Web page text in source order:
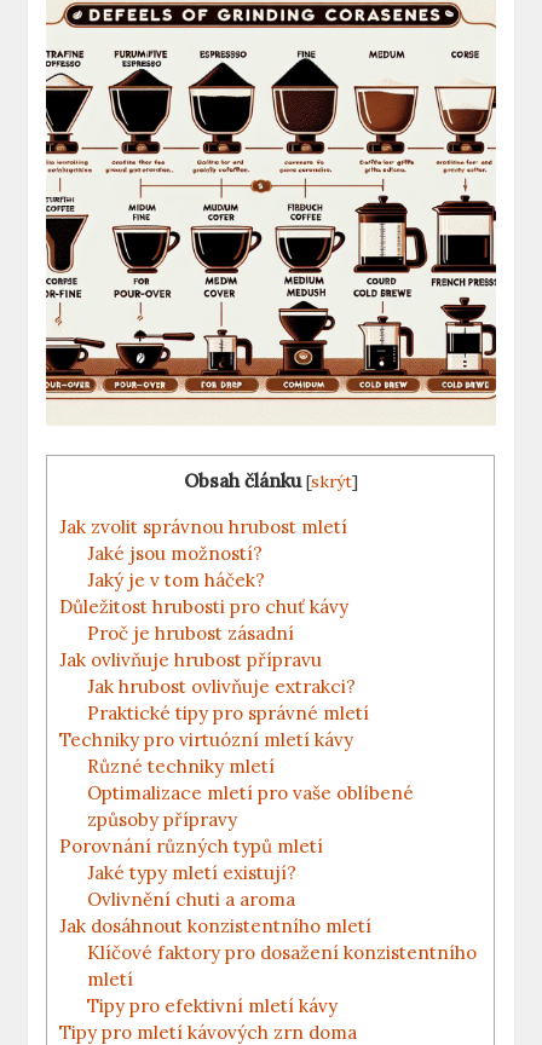
Obsah článku [skrýt]
Jak zvolit správnou hrubost mletí
Jaké ‍jsou možností?
Jaký je v tom⁤ háček?
Důležitost hrubosti ‍pro chuť kávy
Proč je hrubost zásadní
Jak ovlivňuje hrubost přípravu
Jak hrubost ovlivňuje extrakci?
Praktické tipy ⁢pro správné mletí
Techniky ⁤pro⁢ virtuózní mletí kávy
Různé techniky mletí
Optimalizace mletí pro vaše oblíbené
způsoby přípravy
Porovnání různých typů ⁢mletí
Jaké typy mletí existují?
Ovlivnění chuti a aroma
Jak dosáhnout konzistentního mletí
Klíčové faktory pro dosažení konzistentního
mletí
Tipy pro efektivní mletí kávy
Tipy‍ pro mletí kávových zrn doma